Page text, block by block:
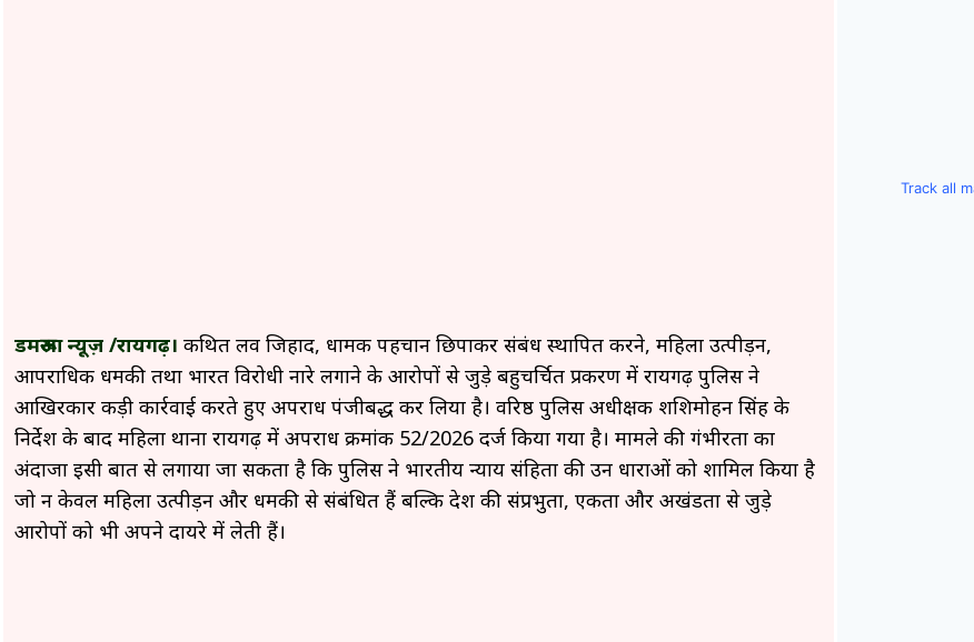
डमरूआ न्यूज़ /रायगढ़। कथित लव जिहाद, धार्मिक पहचान छिपाकर संबंध स्थापित करने, महिला उत्पीड़न,
आपराधिक धमकी तथा भारत विरोधी नारे लगाने के आरोपों से जुड़े बहुचर्चित प्रकरण में रायगढ़ पुलिस ने
आखिरकार कड़ी कार्रवाई करते हुए अपराध पंजीबद्ध कर लिया है। वरिष्ठ पुलिस अधीक्षक शशिमोहन सिंह के
निर्देश के बाद महिला थाना रायगढ़ में अपराध क्रमांक 52/2026 दर्ज किया गया है। मामले की गंभीरता का
अंदाजा इसी बात से लगाया जा सकता है कि पुलिस ने भारतीय न्याय संहिता की उन धाराओं को शामिल किया है
जो न केवल महिला उत्पीड़न और धमकी से संबंधित हैं बल्कि देश की संप्रभुता, एकता और अखंडता से जुड़े
आरोपों को भी अपने दायरे में लेती हैं।
Track all